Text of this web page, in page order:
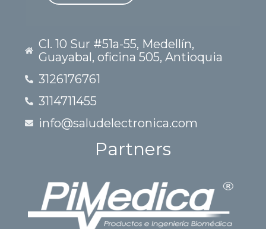
Cl. 10 Sur #51a-55, Medellín,
Guayabal, oficina 505, Antioquia
3126176761
3114711455
info@saludelectronica.com
Partners